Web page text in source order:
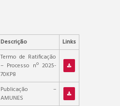
Descrição Links
Termo de Ratificação
– Processo nº 2025-
70KP8
Publicação –
AMUNES